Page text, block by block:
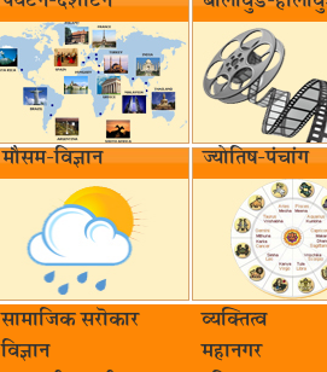
मौसम-विज्ञान ज्योतिष-पंचांग
सामाजिक सरॊकार‌
व्यक्तित्व
विज्ञान
महानगर